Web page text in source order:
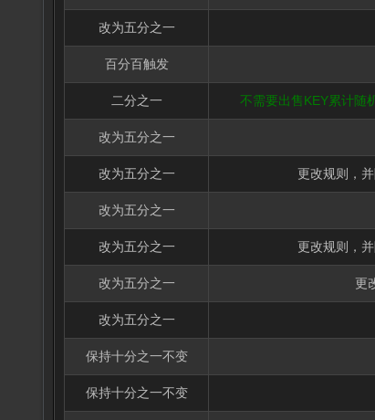
改为五分之一
百分百触发
二分之一 不需要出售KEY累计随
改为五分之一
改为五分之一 更改规则，
改为五分之一
改为五分之一 更改规则，
改为五分之一 更
改为五分之一
保持十分之一不变
保持十分之一不变